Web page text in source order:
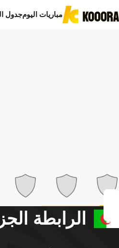
مباريات اليومجدول
الرابطة